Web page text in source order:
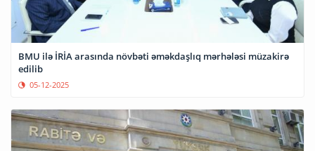
BMU ilə İRİA arasında növbəti əməkdaşlıq mərhələsi müzakirə
edilib
05-12-2025